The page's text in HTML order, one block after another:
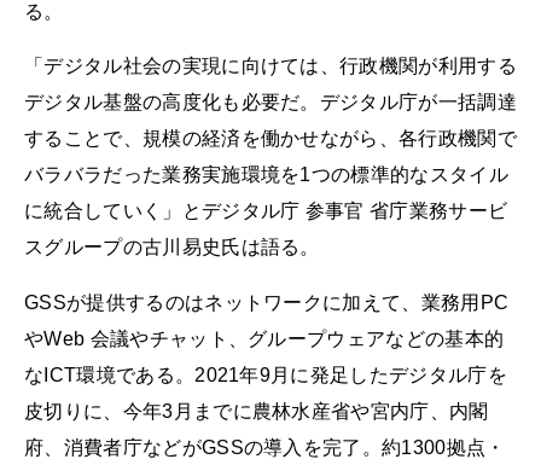
る。
「デジタル社会の実現に向けては、行政機関が利用する
デジタル基盤の高度化も必要だ。デジタル庁が一括調達
することで、規模の経済を働かせながら、各行政機関で
バラバラだった業務実施環境を1つの標準的なスタイル
に統合していく」とデジタル庁 参事官 省庁業務サービ
スグループの古川易史氏は語る。
GSSが提供するのはネットワークに加えて、業務用PC
やWeb 会議やチャット、グループウェアなどの基本的
なICT環境である。2021年9月に発足したデジタル庁を
皮切りに、今年3月までに農林水産省や宮内庁、内閣
府、消費者庁などがGSSの導入を完了。約1300拠点・